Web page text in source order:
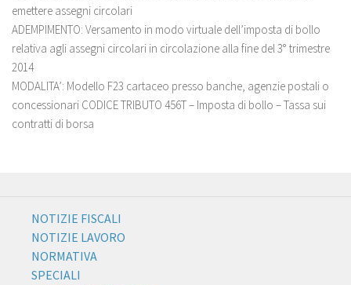
emettere assegni circolari
ADEMPIMENTO: Versamento in modo virtuale dell’imposta di bollo
relativa agli assegni circolari in circolazione alla fine del 3° trimestre
2014
MODALITA’: Modello F23 cartaceo presso banche, agenzie postali o
concessionari CODICE TRIBUTO 456T – Imposta di bollo – Tassa sui
contratti di borsa
NOTIZIE FISCALI
NOTIZIE LAVORO
NORMATIVA
SPECIALI